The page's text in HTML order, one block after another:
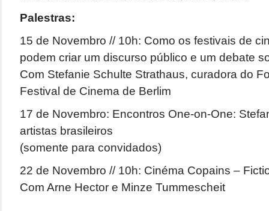
Palestras:
15 de Novembro // 10h: Como os festivais de
podem criar um discurso público e um debate
Com Stefanie Schulte Strathaus, curadora do
Festival de Cinema de Berlim
17 de Novembro: Encontros One-on-One:
artistas brasileiros
(somente para convidados)
22 de Novembro // 10h: Cinéma Copains –
Com Arne Hector e Minze Tummescheit